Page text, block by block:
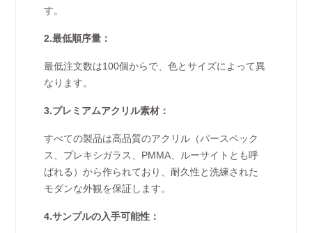
す。
2.最低順序量：
最低注文数は100個からで、色とサイズによって異
なります。
3.プレミアムアクリル素材：
すべての製品は高品質のアクリル（パースペック
ス、プレキシガラス、PMMA、ルーサイトとも呼
ばれる）から作られており、耐久性と洗練された
モダンな外観を保証します。
4.サンプルの入手可能性：